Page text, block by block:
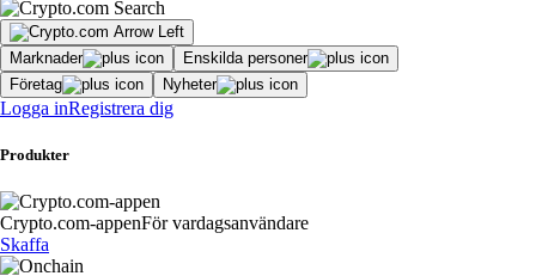
Marknader
Enskilda personer
Företag
Nyheter
Logga inRegistrera dig
Produkter
Crypto.com-appenFör vardagsanvändare
Skaffa